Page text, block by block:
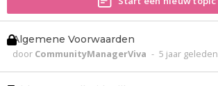
Algemene Voorwaarden
door CommunityManagerViva - 5 jaar geleden